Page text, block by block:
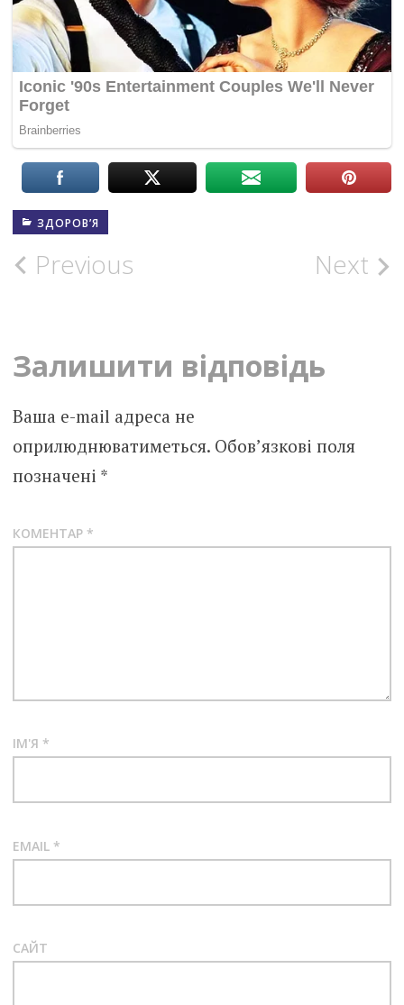
ЗДОРОВ’Я
Post
Previous Next
Залишити відповідь
Ваша e-mail адреса не
оприлюднюватиметься. Обов’язкові поля
позначені *
КОМЕНТАР *
ІМ'Я *
EMAIL *
САЙТ